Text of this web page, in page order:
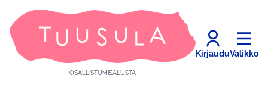
OSALLISTUMISALUSTA
KirjauduValikko